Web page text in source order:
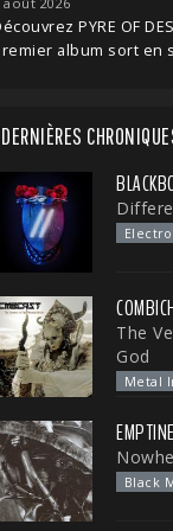
PYRE OF
album sort en
DERNIÈRES
Electro
The
God
Metal
Black